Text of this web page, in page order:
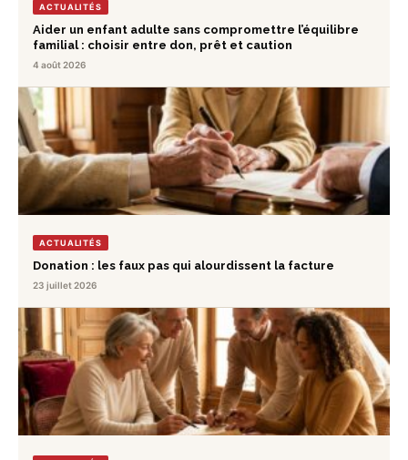
ACTUALITÉS
Aider un enfant adulte sans compromettre l’équilibre
familial : choisir entre don, prêt et caution
4 août 2026
ACTUALITÉS
Donation : les faux pas qui alourdissent la facture
23 juillet 2026